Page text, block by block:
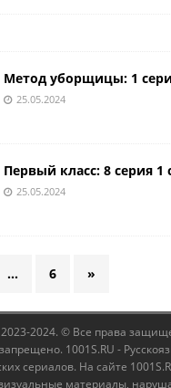
Метод уборщицы: 1
25.05.2024
Первый класс: 8 серия 1
25.05.2024
… 6 »
2024. © Все права
1001S.RU -
сериалов. На сайте
материалы,